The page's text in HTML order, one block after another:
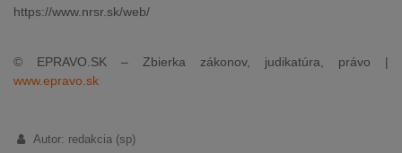
https://www.nrsr.sk/web/
© EPRAVO.SK – Zbierka zákonov, judikatúra, právo |
www.epravo.sk
Autor: redakcia (sp)